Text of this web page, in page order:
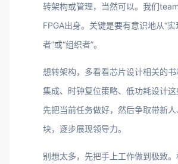
转架构或管理，当然可以。我们
FPGA出身。关键是要有意识地从“实
者”或“组织者”。
想转架构，多看看芯片设计相关的
集成、时钟复位策略、低功耗设计这
先把当前任务做好，然后争取带新
块，逐步展现领导力。
别想太多，先把手上工作做到极致